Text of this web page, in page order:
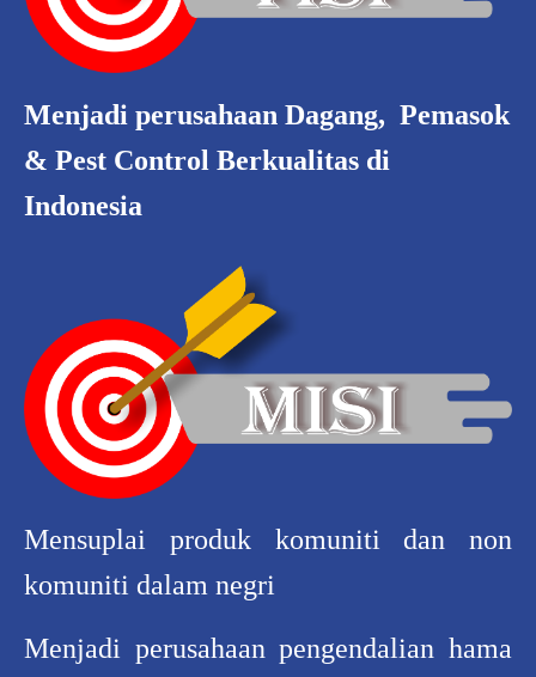
Menjadi perusahaan Dagang, Pemasok
& Pest Control Berkualitas di
Indonesia
Mensuplai produk komuniti dan non
komuniti dalam negri
Menjadi perusahaan pengendalian hama